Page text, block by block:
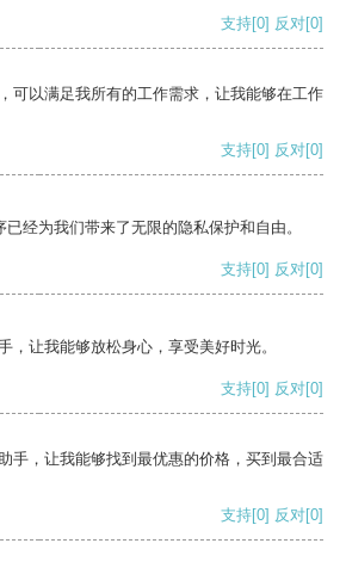
支持[0] 反对[0]
可以满足我所有的工作需求，让我能够在工作
支持[0] 反对[0]
经为我们带来了无限的隐私保护和自由。
支持[0] 反对[0]
，让我能够放松身心，享受美好时光。
支持[0] 反对[0]
手，让我能够找到最优惠的价格，买到最合适
支持[0] 反对[0]